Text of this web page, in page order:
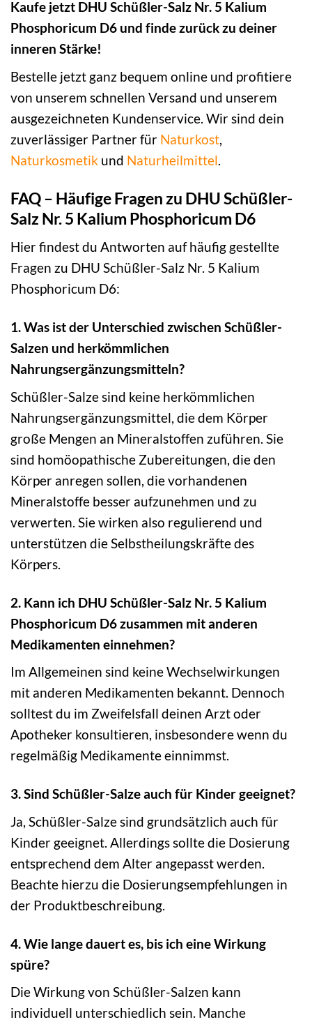
Kaufe jetzt DHU Schüßler-Salz Nr. 5 Kalium
Phosphoricum D6 und finde zurück zu deiner
inneren Stärke!
Bestelle jetzt ganz bequem online und profitiere
von unserem schnellen Versand und unserem
ausgezeichneten Kundenservice. Wir sind dein
zuverlässiger Partner für Naturkost,
Naturkosmetik und Naturheilmittel.
FAQ – Häufige Fragen zu DHU Schüßler-
Salz Nr. 5 Kalium Phosphoricum D6
Hier findest du Antworten auf häufig gestellte
Fragen zu DHU Schüßler-Salz Nr. 5 Kalium
Phosphoricum D6:
1. Was ist der Unterschied zwischen Schüßler-
Salzen und herkömmlichen
Nahrungsergänzungsmitteln?
Schüßler-Salze sind keine herkömmlichen
Nahrungsergänzungsmittel, die dem Körper
große Mengen an Mineralstoffen zuführen. Sie
sind homöopathische Zubereitungen, die den
Körper anregen sollen, die vorhandenen
Mineralstoffe besser aufzunehmen und zu
verwerten. Sie wirken also regulierend und
unterstützen die Selbstheilungskräfte des
Körpers.
2. Kann ich DHU Schüßler-Salz Nr. 5 Kalium
Phosphoricum D6 zusammen mit anderen
Medikamenten einnehmen?
Im Allgemeinen sind keine Wechselwirkungen
mit anderen Medikamenten bekannt. Dennoch
solltest du im Zweifelsfall deinen Arzt oder
Apotheker konsultieren, insbesondere wenn du
regelmäßig Medikamente einnimmst.
3. Sind Schüßler-Salze auch für Kinder geeignet?
Ja, Schüßler-Salze sind grundsätzlich auch für
Kinder geeignet. Allerdings sollte die Dosierung
entsprechend dem Alter angepasst werden.
Beachte hierzu die Dosierungsempfehlungen in
der Produktbeschreibung.
4. Wie lange dauert es, bis ich eine Wirkung
spüre?
Die Wirkung von Schüßler-Salzen kann
individuell unterschiedlich sein. Manche